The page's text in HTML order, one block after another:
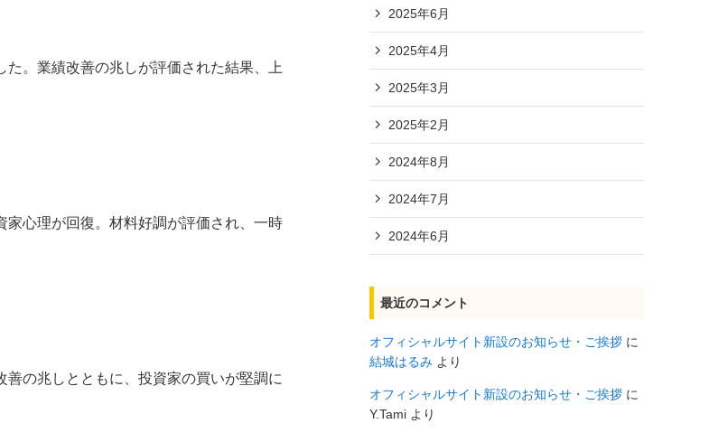
。業績改善の兆しが評価された結果、上
家心理が回復。材料好調が評価され、一時
の兆しとともに、投資家の買いが堅調に
2025年6月
2025年4月
2025年3月
2025年2月
2024年8月
2024年7月
2024年6月
最近のコメント
オフィシャルサイト新設のお知らせ・ご挨拶 に
結城はるみ より
オフィシャルサイト新設のお知らせ・ご挨拶 に
Y.Tami より